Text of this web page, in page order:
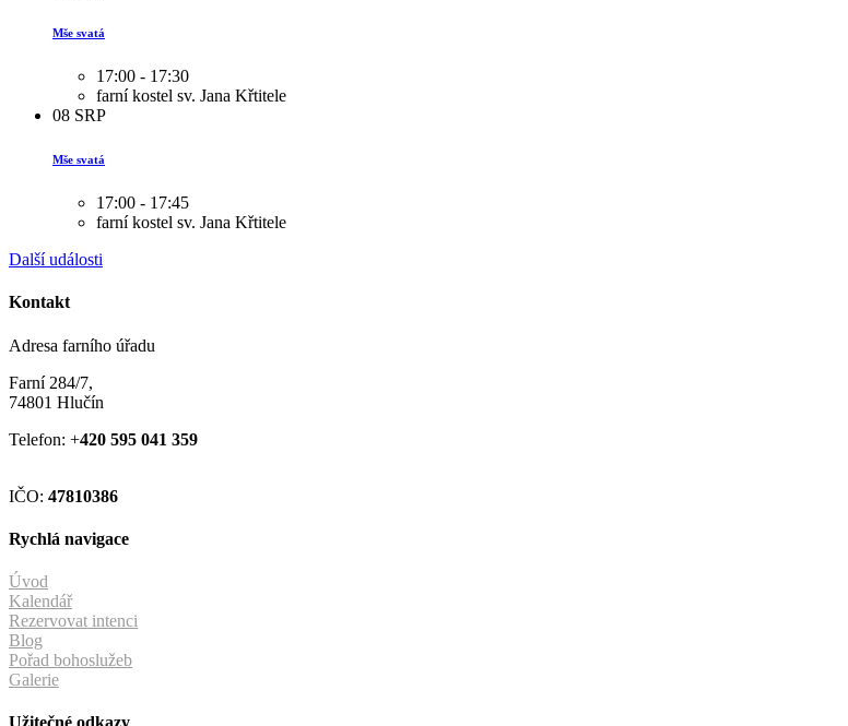
Mše svatá
17:00 - 17:30
farní kostel sv. Jana Křtitele
08 SRP
Mše svatá
17:00 - 17:45
farní kostel sv. Jana Křtitele
Další události
Kontakt
Adresa farního úřadu
Farní 284/7,
74801 Hlučín
Telefon: +420 595 041 359
IČO: 47810386
Rychlá navigace
Úvod
Kalendář
Rezervovat intenci
Blog
Pořad bohoslužeb
Galerie